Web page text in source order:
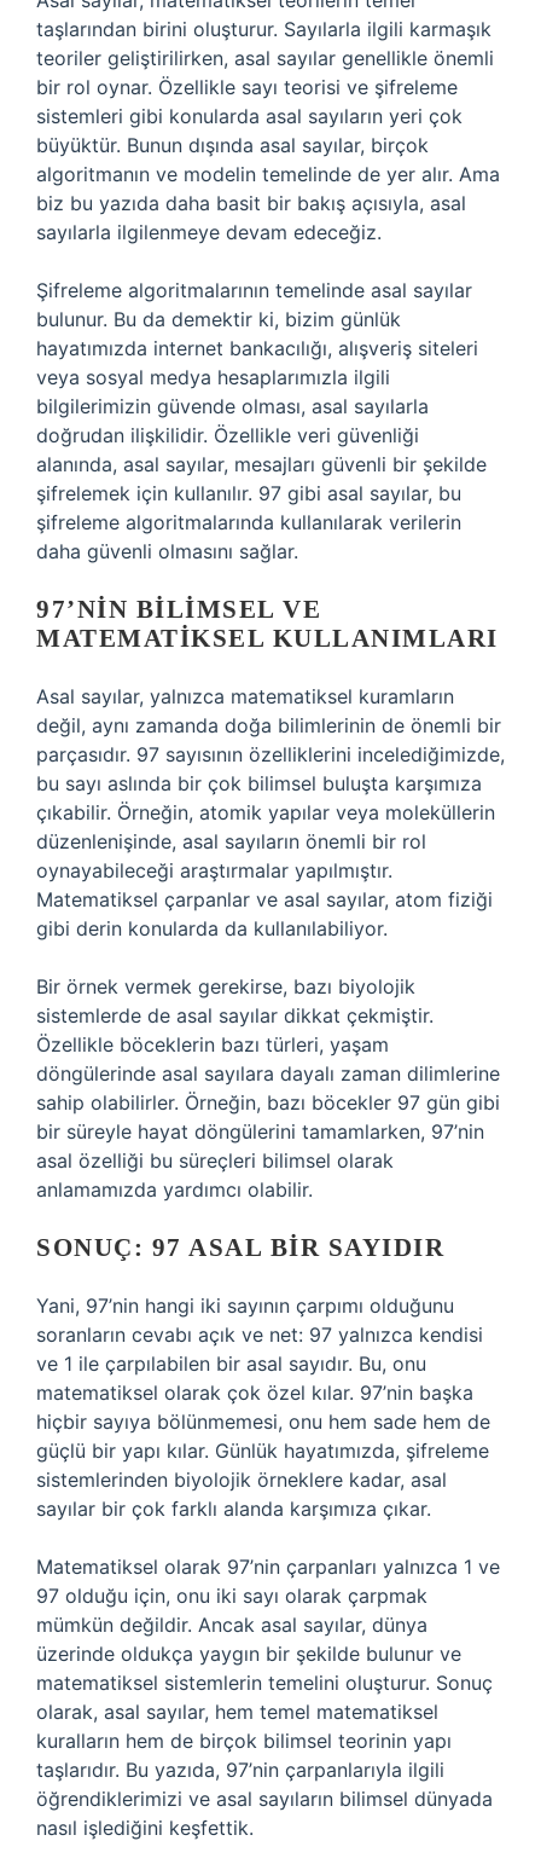
taşlarından birini oluşturur. Sayılarla ilgili karmaşık
teoriler geliştirilirken, asal sayılar genellikle önemli
bir rol oynar. Özellikle sayı teorisi ve şifreleme
sistemleri gibi konularda asal sayıların yeri çok
büyüktür. Bunun dışında asal sayılar, birçok
algoritmanın ve modelin temelinde de yer alır. Ama
biz bu yazıda daha basit bir bakış açısıyla, asal
sayılarla ilgilenmeye devam edeceğiz.
Şifreleme algoritmalarının temelinde asal sayılar
bulunur. Bu da demektir ki, bizim günlük
hayatımızda internet bankacılığı, alışveriş siteleri
veya sosyal medya hesaplarımızla ilgili
bilgilerimizin güvende olması, asal sayılarla
doğrudan ilişkilidir. Özellikle veri güvenliği
alanında, asal sayılar, mesajları güvenli bir şekilde
şifrelemek için kullanılır. 97 gibi asal sayılar, bu
şifreleme algoritmalarında kullanılarak verilerin
daha güvenli olmasını sağlar.
97’NIN BILIMSEL VE
MATEMATIKSEL KULLANIMLARI
Asal sayılar, yalnızca matematiksel kuramların
değil, aynı zamanda doğa bilimlerinin de önemli bir
parçasıdır. 97 sayısının özelliklerini incelediğimizde,
bu sayı aslında bir çok bilimsel buluşta karşımıza
çıkabilir. Örneğin, atomik yapılar veya moleküllerin
düzenlenişinde, asal sayıların önemli bir rol
oynayabileceği araştırmalar yapılmıştır.
Matematiksel çarpanlar ve asal sayılar, atom fiziği
gibi derin konularda da kullanılabiliyor.
Bir örnek vermek gerekirse, bazı biyolojik
sistemlerde de asal sayılar dikkat çekmiştir.
Özellikle böceklerin bazı türleri, yaşam
döngülerinde asal sayılara dayalı zaman dilimlerine
sahip olabilirler. Örneğin, bazı böcekler 97 gün gibi
bir süreyle hayat döngülerini tamamlarken, 97’nin
asal özelliği bu süreçleri bilimsel olarak
anlamamızda yardımcı olabilir.
SONUÇ: 97 ASAL BIR SAYIDIR
Yani, 97’nin hangi iki sayının çarpımı olduğunu
soranların cevabı açık ve net: 97 yalnızca kendisi
ve 1 ile çarpılabilen bir asal sayıdır. Bu, onu
matematiksel olarak çok özel kılar. 97’nin başka
hiçbir sayıya bölünmemesi, onu hem sade hem de
güçlü bir yapı kılar. Günlük hayatımızda, şifreleme
sistemlerinden biyolojik örneklere kadar, asal
sayılar bir çok farklı alanda karşımıza çıkar.
Matematiksel olarak 97’nin çarpanları yalnızca 1 ve
97 olduğu için, onu iki sayı olarak çarpmak
mümkün değildir. Ancak asal sayılar, dünya
üzerinde oldukça yaygın bir şekilde bulunur ve
matematiksel sistemlerin temelini oluşturur. Sonuç
olarak, asal sayılar, hem temel matematiksel
kuralların hem de birçok bilimsel teorinin yapı
taşlarıdır. Bu yazıda, 97’nin çarpanlarıyla ilgili
öğrendiklerimizi ve asal sayıların bilimsel dünyada
nasıl işlediğini keşfettik.